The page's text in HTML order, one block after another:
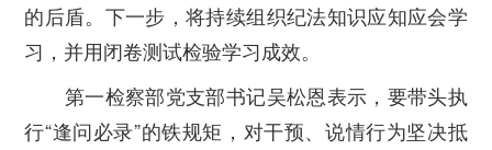
的后盾。下一步，将持续组织纪法知识应知应会学
习，并用闭卷测试检验学习成效。
第一检察部党支部书记吴松恩表示，要带头执
行“逢问必录”的铁规矩，对干预、说情行为坚决抵